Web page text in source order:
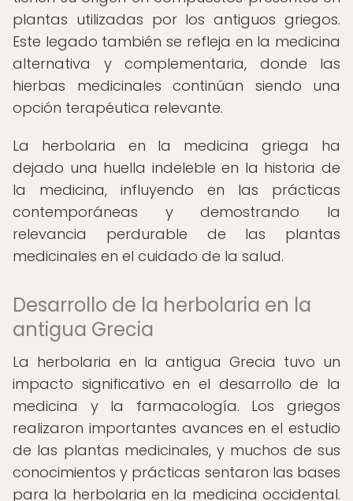
plantas utilizadas por los antiguos griegos.
Este legado también se refleja en la medicina
alternativa y complementaria, donde las
hierbas medicinales continúan siendo una
opción terapéutica relevante.
La herbolaria en la medicina griega ha
dejado una huella indeleble en la historia de
la medicina, influyendo en las prácticas
contemporáneas y demostrando la
relevancia perdurable de las plantas
medicinales en el cuidado de la salud.
Desarrollo de la herbolaria en la
antigua Grecia
La herbolaria en la antigua Grecia tuvo un
impacto significativo en el desarrollo de la
medicina y la farmacología. Los griegos
realizaron importantes avances en el estudio
de las plantas medicinales, y muchos de sus
conocimientos y prácticas sentaron las bases
para la herbolaria en la medicina occidental.